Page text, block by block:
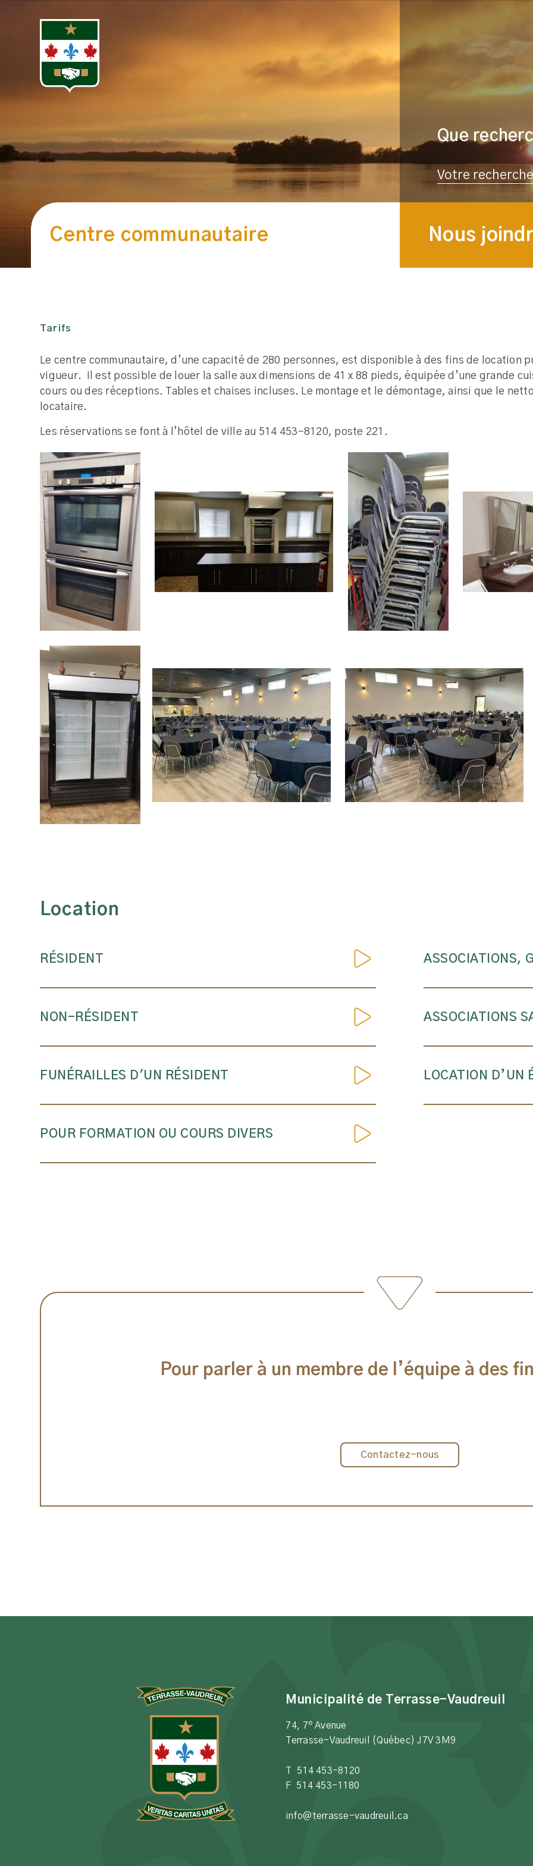
Centre communautaire
Que
Rechercher
Nous
Tarifs
Le centre communautaire, d’une capacité de 280 personnes, est disponible à des fins de location
vigueur. Il est possible de louer la salle aux dimensions de 41 x 88 pieds, équipée d’une grande
cours ou des réceptions. Tables et chaises incluses. Le montage et le démontage, ainsi que le
locataire.
Les réservations se font à l’hôtel de ville au 514 453-8120, poste 221.
Location
RÉSIDENT
NON-RÉSIDENT
FUNÉRAILLES D'UN RÉSIDENT
POUR FORMATION OU COURS DIVERS
ASSOCIATIONS,
ASSOCIATIONS
LOCATION D’UN
Pour parler à un membre de l’équipe à des
Contactez-nous
Municipalité de Terrasse-Vaudreuil
74, 7eAvenue
Terrasse-Vaudreuil (Québec) J7V 3M9
T 514 453-8120
F 514 453-1180
info@terrasse-vaudreuil.ca